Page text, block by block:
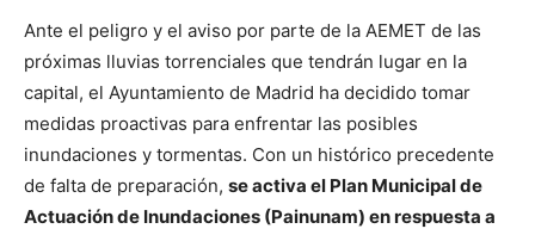
Ante el peligro y el aviso por parte de la AEMET de las
próximas lluvias torrenciales que tendrán lugar en la
capital, el Ayuntamiento de Madrid ha decidido tomar
medidas proactivas para enfrentar las posibles
inundaciones y tormentas. Con un histórico precedente
de falta de preparación, se activa el Plan Municipal de
Actuación de Inundaciones (Painunam) en respuesta a